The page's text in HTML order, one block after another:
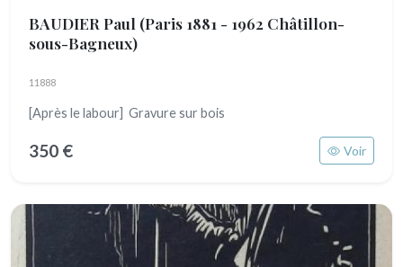
BAUDIER Paul (Paris 1881 - 1962 Châtillon-
sous-Bagneux)
11888
[Après le labour] Gravure sur bois
350 € Voir